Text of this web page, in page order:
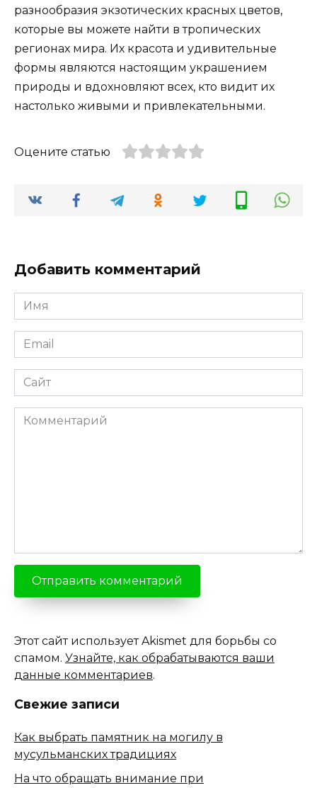
разнообразия экзотических красных цветов,
которые вы можете найти в тропических
регионах мира. Их красота и удивительные
формы являются настоящим украшением
природы и вдохновляют всех, кто видит их
настолько живыми и привлекательными.
Оцените статью
Добавить комментарий
Имя
*
Email
*
Сайт
Комментарий
Этот сайт использует Akismet для борьбы со
спамом. Узнайте, как обрабатываются ваши
данные комментариев.
Свежие записи
Как выбрать памятник на могилу в
мусульманских традициях
На что обращать внимание при